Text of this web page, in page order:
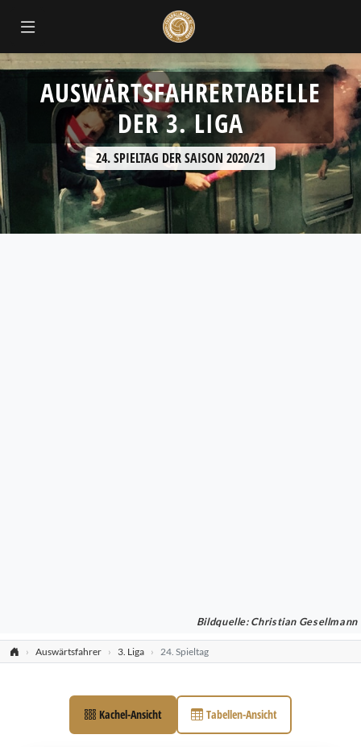
AUSWÄRTSFAHRERTABELLE
DER 3. LIGA
24. SPIELTAG DER SAISON 2020/21
Bildquelle: Christian Gesellmann
Auswärtsfahrer 3. Liga 24. Spieltag
Kachel-Ansicht Tabellen-Ansicht